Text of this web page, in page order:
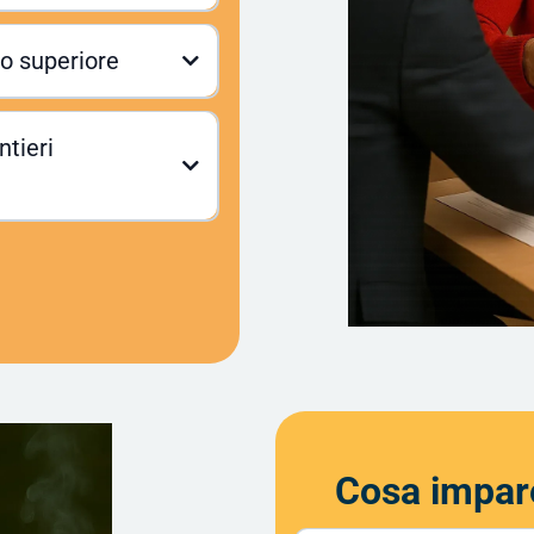
industriale
superiore
Cosa